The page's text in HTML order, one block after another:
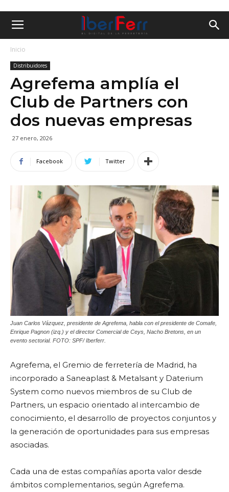
Inicio
Distribuidores
Agrefema amplía el
Club de Partners con
dos nuevas empresas
27 enero, 2026
Facebook Twitter
Juan Carlos Vázquez, presidente de Agrefema, habla con el presidente de Comafe,
Enrique Pagnon (izq.) y el director Comercial de Ceys, Nacho Bretons, en un
evento sectorial. FOTO: SPF/ Iberferr.
Agrefema, el Gremio de ferretería de Madrid, ha
incorporado a Saneaplast & Metalsant y Daterium
System como nuevos miembros de su Club de
Partners, un espacio orientado al intercambio de
conocimiento, el desarrollo de proyectos conjuntos y
la generación de oportunidades para sus empresas
asociadas.
Cada una de estas compañías aporta valor desde
ámbitos complementarios, según Agrefema.